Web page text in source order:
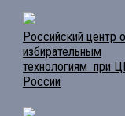
Российский центр
избирательным
технологиям при
России